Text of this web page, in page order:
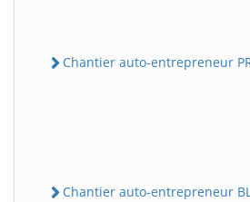
Chantier auto-entrepreneur
Chantier auto-entrepreneur